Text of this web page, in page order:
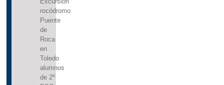
rocódromo
Puente
de
Roca
en
Toledo
alumnos
de 2º